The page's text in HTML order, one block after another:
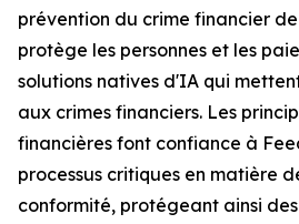
prévention du crime financier
protège les personnes et les
solutions natives d'IA qui
aux crimes financiers. Les
financières font confiance à
processus critiques en matière
conformité, protégeant ainsi